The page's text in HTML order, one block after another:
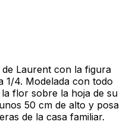
Laurent con la figura
1/4. Modelada con todo
flor sobre la hoja de su
50 cm de alto y posa
de la casa familiar.